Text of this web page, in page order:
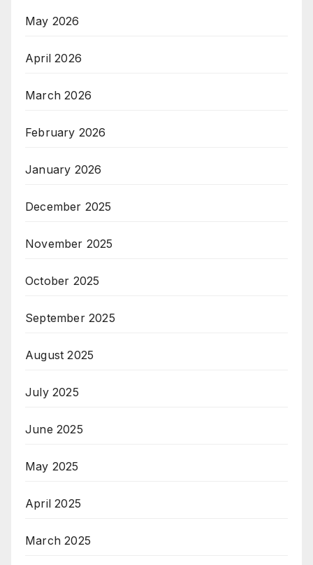
May 2026
April 2026
March 2026
February 2026
January 2026
December 2025
November 2025
October 2025
September 2025
August 2025
July 2025
June 2025
May 2025
April 2025
March 2025